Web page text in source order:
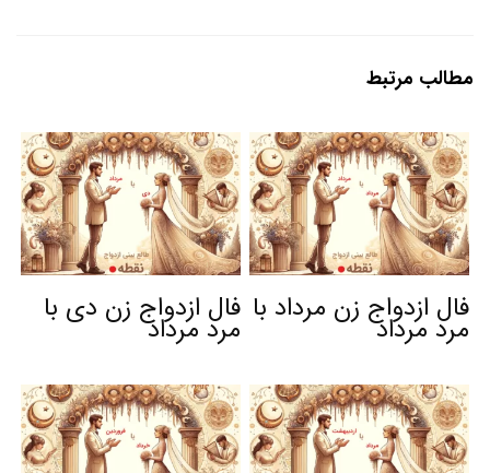
مطالب مرتبط
فال ازدواج زن مرداد با
مرد مرداد
فال ازدواج زن دی با
مرد مرداد